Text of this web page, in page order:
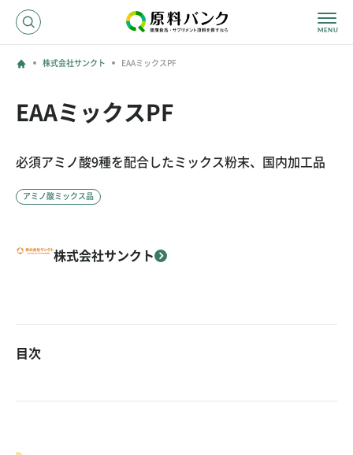
サービス内容 運営からのお知らせ
サプライヤーの方へ
株式会社サンクト EAAミックスPF
EAAミックスPF
必須アミノ酸9種を配合したミックス粉末、国内加工品
アミノ酸ミックス品
株式会社サンクト
目次